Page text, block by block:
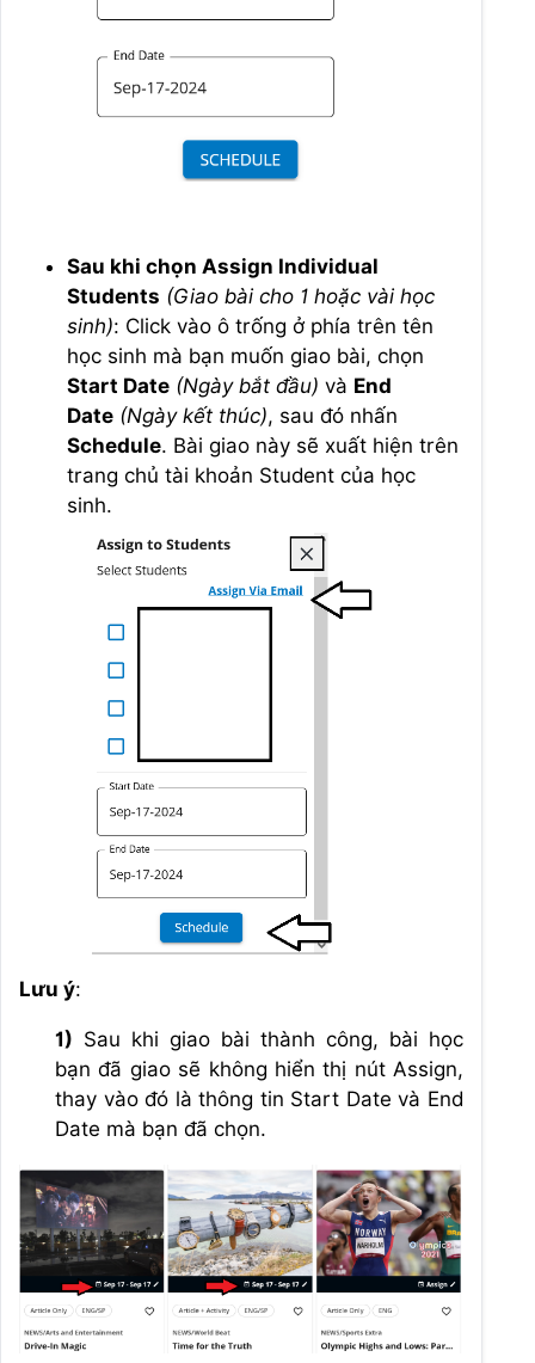
Sau khi chọn Assign Individual
Students (Giao bài cho 1 hoặc vài học
sinh): Click vào ô trống ở phía trên tên
học sinh mà bạn muốn giao bài, chọn
Start Date (Ngày bắt đầu) và End
Date (Ngày kết thúc), sau đó nhấn
Schedule. Bài giao này sẽ xuất hiện trên
trang chủ tài khoản Student của học
sinh.
Lưu ý:
1) Sau khi giao bài thành công, bài học
bạn đã giao sẽ không hiển thị nút Assign,
thay vào đó là thông tin Start Date và End
Date mà bạn đã chọn.